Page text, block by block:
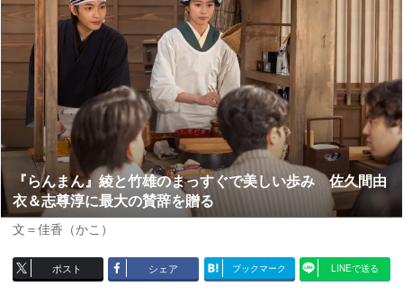
『らんまん』綾と竹雄のまっすぐで美しい歩み 佐久間由
衣＆志尊淳に最大の賛辞を贈る
文＝佳香（かこ）
ポスト シェア ブックマーク LINEで送る